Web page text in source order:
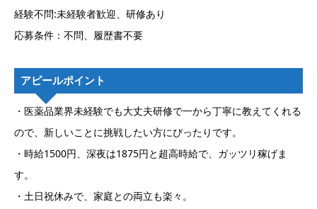
経験不問:未経験者歓迎、研修あり
応募条件：不問、履歴書不要
アピールポイント
・医薬品業界未経験でも大丈夫研修で一から丁寧に教えてくれる
ので、新しいことに挑戦したい方にぴったりです。
・時給1500円、深夜は1875円と超高時給で、ガッツリ稼げま
す。
・土日祝休みで、家庭との両立も楽々。